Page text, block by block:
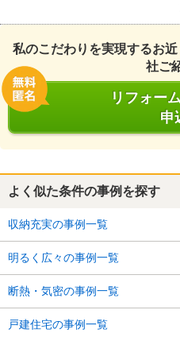
私のこだわりを実現するお
社ご
リフォー
申
よく似た条件の事例を探す
収納充実の事例一覧
明るく広々の事例一覧
断熱・気密の事例一覧
戸建住宅の事例一覧